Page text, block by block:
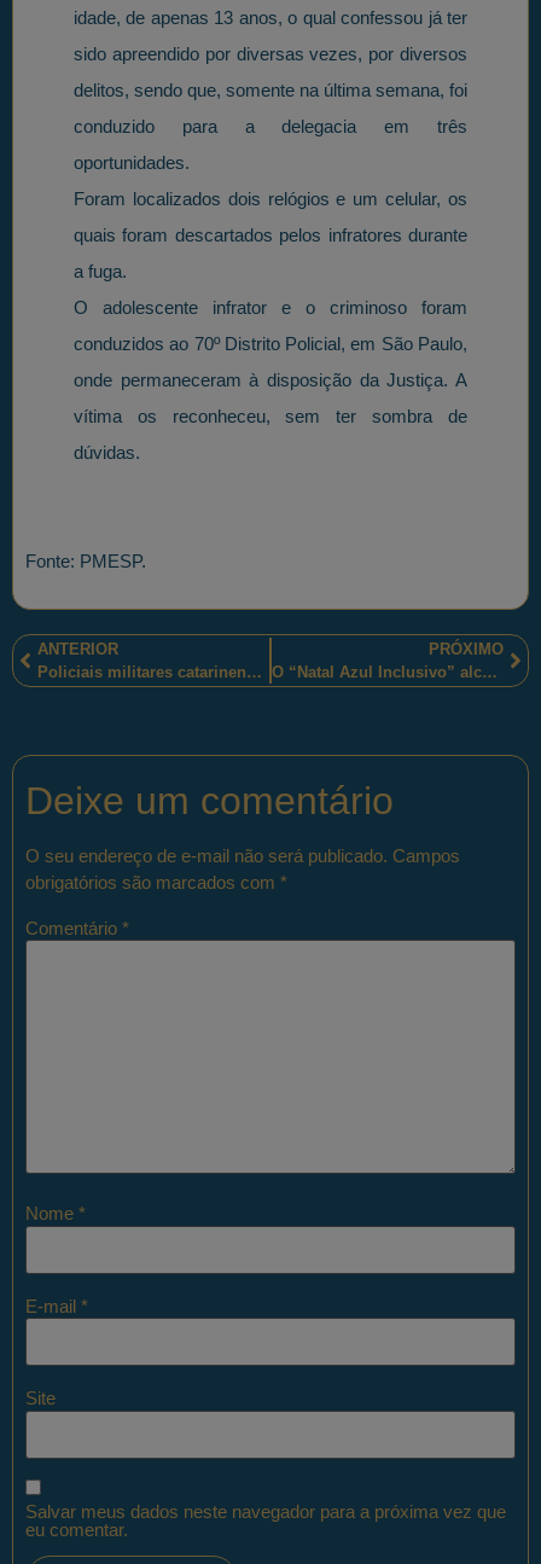
idade, de apenas 13 anos, o qual confessou já ter
sido apreendido por diversas vezes, por diversos
delitos, sendo que, somente na última semana, foi
conduzido para a delegacia em três
oportunidades.
Foram localizados dois relógios e um celular, os
quais foram descartados pelos infratores durante
a fuga.
O adolescente infrator e o criminoso foram
conduzidos ao 70º Distrito Policial, em São Paulo,
onde permaneceram à disposição da Justiça. A
vítima os reconheceu, sem ter sombra de
dúvidas.
Fonte: PMESP.
ANTERIOR
Policiais militares catarinenses são distinguidos, em Maravilha-SC, com o Prêmio Destaque Social 2017, pela realização do PROERD
PRÓXIMO
O “Natal Azul Inclusivo” alcançará os filhos dos policiais militares fluminenses, tombados em serviços, e os portadores de necessidades especiais
Deixe um comentário
O seu endereço de e-mail não será publicado. Campos
obrigatórios são marcados com *
Comentário *
Nome *
E-mail *
Site
Salvar meus dados neste navegador para a próxima vez que
eu comentar.